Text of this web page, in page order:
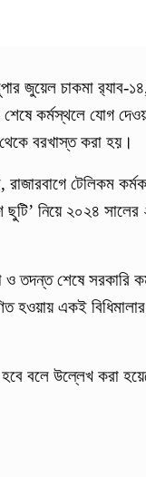
জুয়েল চাকমা র‍্যাব-
কর্মস্থলে যোগ
বরখাস্ত করা হয়।
টেলিকম
ছুটি’ নিয়ে ২০২৪
ও তদন্ত শেষে সরকারি
হওয়ায় একই
বলে উল্লেখ করা